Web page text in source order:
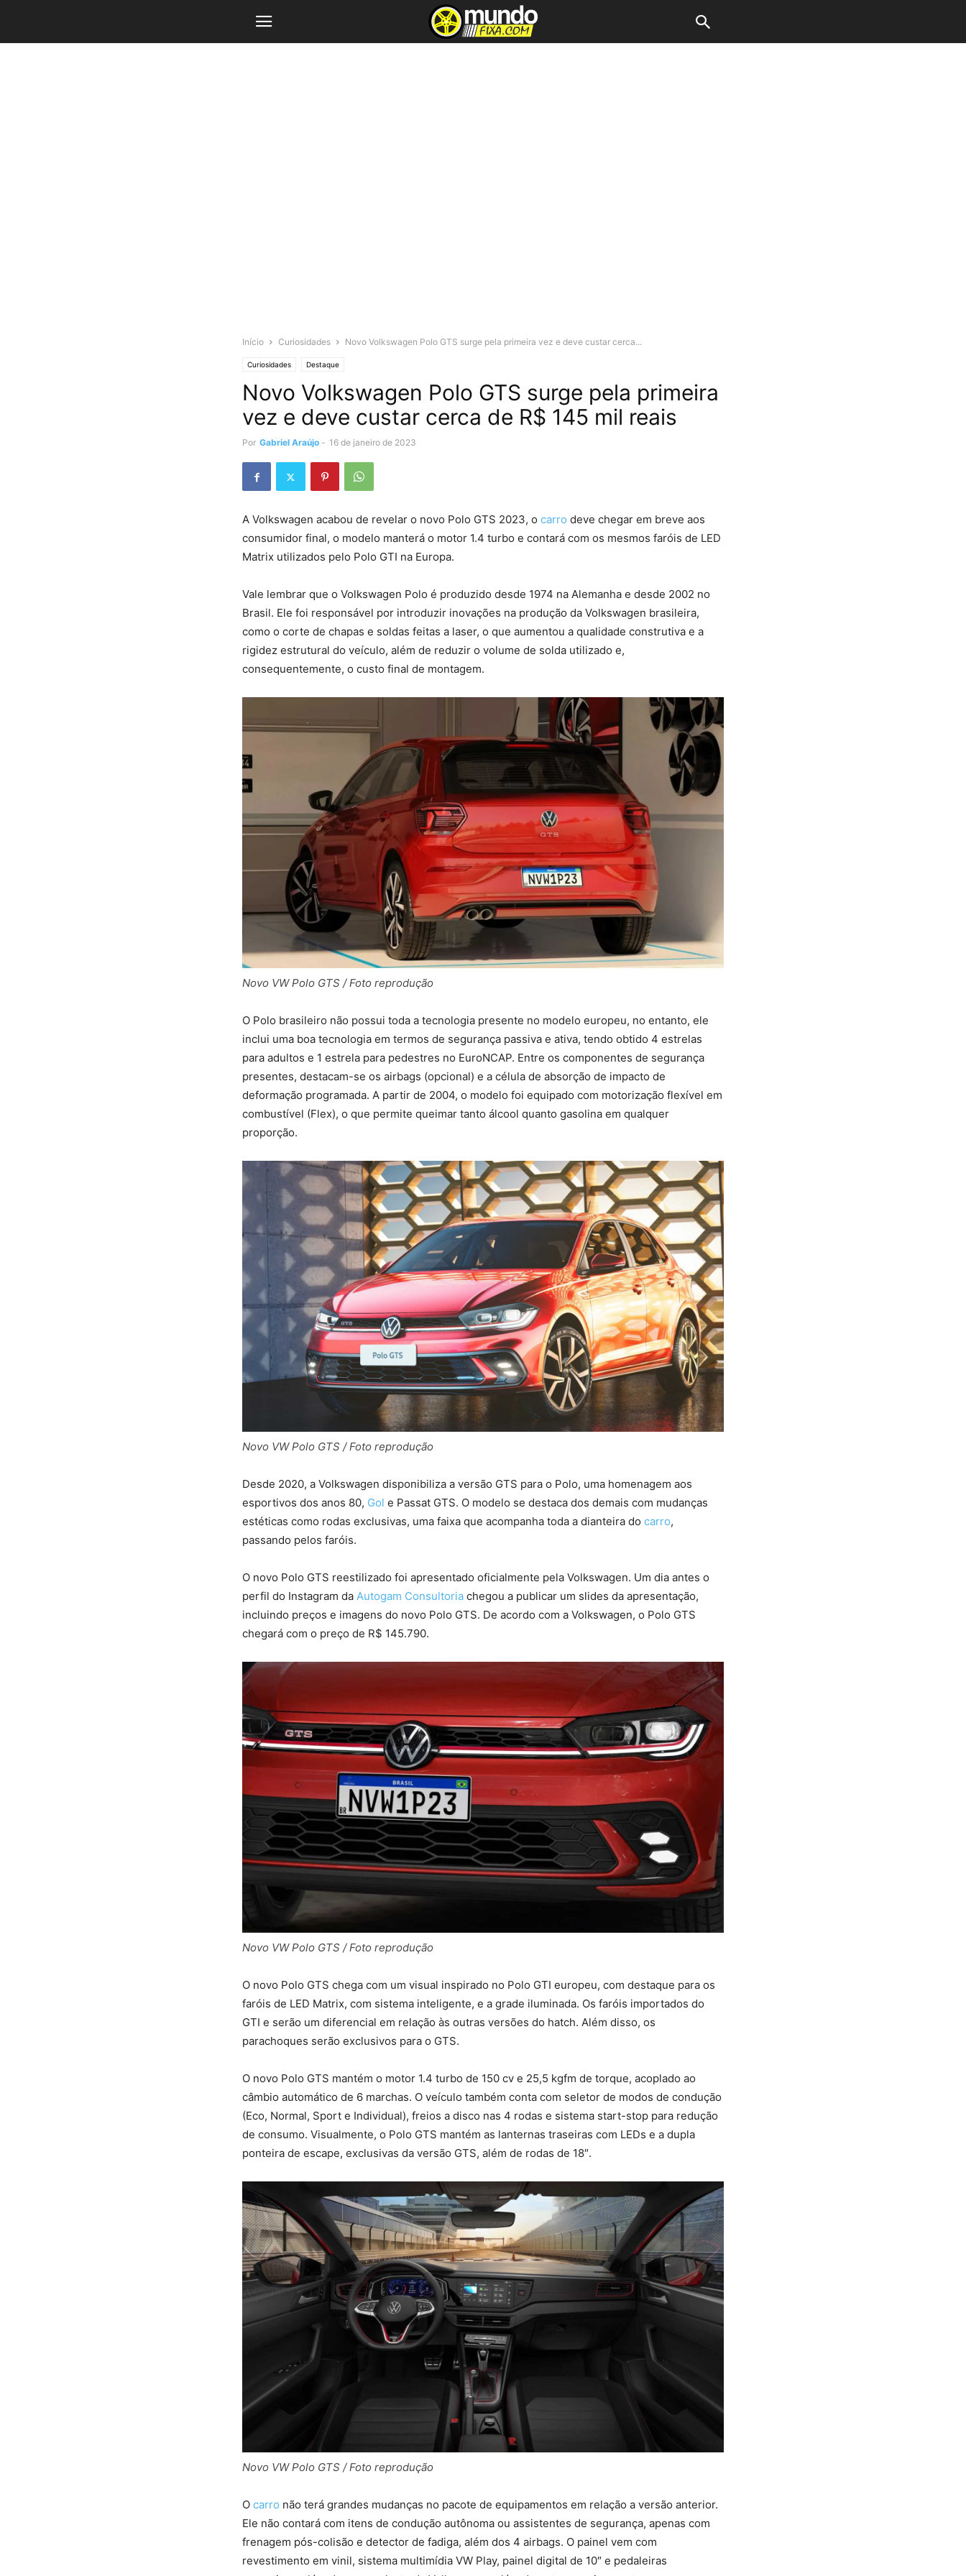
Início Curiosidades Novo Volkswagen Polo GTS surge pela primeira vez e deve custar cerca...
Curiosidades Destaque
Novo Volkswagen Polo GTS surge pela primeira
vez e deve custar cerca de R$ 145 mil reais
Por Gabriel Araújo - 16 de janeiro de 2023
A Volkswagen acabou de revelar o novo Polo GTS 2023, o carro deve chegar em breve aos
consumidor final, o modelo manterá o motor 1.4 turbo e contará com os mesmos faróis de LED
Matrix utilizados pelo Polo GTI na Europa.
Vale lembrar que o Volkswagen Polo é produzido desde 1974 na Alemanha e desde 2002 no
Brasil. Ele foi responsável por introduzir inovações na produção da Volkswagen brasileira,
como o corte de chapas e soldas feitas a laser, o que aumentou a qualidade construtiva e a
rigidez estrutural do veículo, além de reduzir o volume de solda utilizado e,
consequentemente, o custo final de montagem.
Novo VW Polo GTS / Foto reprodução
O Polo brasileiro não possui toda a tecnologia presente no modelo europeu, no entanto, ele
inclui uma boa tecnologia em termos de segurança passiva e ativa, tendo obtido 4 estrelas
para adultos e 1 estrela para pedestres no EuroNCAP. Entre os componentes de segurança
presentes, destacam-se os airbags (opcional) e a célula de absorção de impacto de
deformação programada. A partir de 2004, o modelo foi equipado com motorização flexível em
combustível (Flex), o que permite queimar tanto álcool quanto gasolina em qualquer
proporção.
Novo VW Polo GTS / Foto reprodução
Desde 2020, a Volkswagen disponibiliza a versão GTS para o Polo, uma homenagem aos
esportivos dos anos 80, Gol e Passat GTS. O modelo se destaca dos demais com mudanças
estéticas como rodas exclusivas, uma faixa que acompanha toda a dianteira do carro,
passando pelos faróis.
O novo Polo GTS reestilizado foi apresentado oficialmente pela Volkswagen. Um dia antes o
perfil do Instagram da Autogam Consultoria chegou a publicar um slides da apresentação,
incluindo preços e imagens do novo Polo GTS. De acordo com a Volkswagen, o Polo GTS
chegará com o preço de R$ 145.790.
Novo VW Polo GTS / Foto reprodução
O novo Polo GTS chega com um visual inspirado no Polo GTI europeu, com destaque para os
faróis de LED Matrix, com sistema inteligente, e a grade iluminada. Os faróis importados do
GTI e serão um diferencial em relação às outras versões do hatch. Além disso, os
parachoques serão exclusivos para o GTS.
O novo Polo GTS mantém o motor 1.4 turbo de 150 cv e 25,5 kgfm de torque, acoplado ao
câmbio automático de 6 marchas. O veículo também conta com seletor de modos de condução
(Eco, Normal, Sport e Individual), freios a disco nas 4 rodas e sistema start-stop para redução
de consumo. Visualmente, o Polo GTS mantém as lanternas traseiras com LEDs e a dupla
ponteira de escape, exclusivas da versão GTS, além de rodas de 18″.
Novo VW Polo GTS / Foto reprodução
O carro não terá grandes mudanças no pacote de equipamentos em relação a versão anterior.
Ele não contará com itens de condução autônoma ou assistentes de segurança, apenas com
frenagem pós-colisão e detector de fadiga, além dos 4 airbags. O painel vem com
revestimento em vinil, sistema multimídia VW Play, painel digital de 10″ e pedaleiras